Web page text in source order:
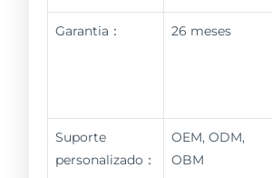
Garantia： 26 meses
Suporte
personalizado：
OEM, ODM,
OBM